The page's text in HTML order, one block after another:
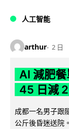
人工智能
arthur 2 日
AI 減肥
45 日減
成都一名男子跟
公斤後昏迷送院